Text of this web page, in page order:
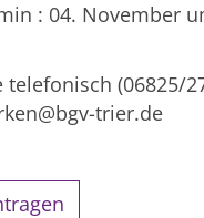
: 04. November
(06825/
trier.de